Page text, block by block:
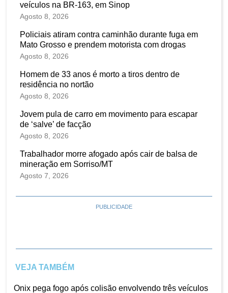
veículos na BR-163, em Sinop
Agosto 8, 2026
Policiais atiram contra caminhão durante fuga em
Mato Grosso e prendem motorista com drogas
Agosto 8, 2026
Homem de 33 anos é morto a tiros dentro de
residência no nortão
Agosto 8, 2026
Jovem pula de carro em movimento para escapar
de ‘salve’ de facção
Agosto 8, 2026
Trabalhador morre afogado após cair de balsa de
mineração em Sorriso/MT
Agosto 7, 2026
PUBLICIDADE
VEJA TAMBÉM
Onix pega fogo após colisão envolvendo três veículos